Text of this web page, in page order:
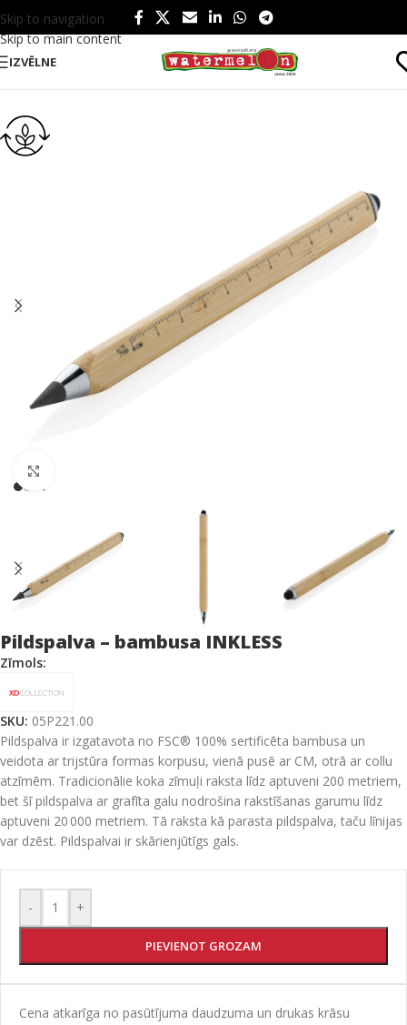
Skip to navigation
Skip to main content
IZVĒLNE
Sākums/ Rakstāmpiederumi/ Pildspalvas
Pildspalva – bambusa INKLESS
Zīmols:
SKU: 05P221.00
Pildspalva ir izgatavota no FSC® 100% sertificēta bambusa un
veidota ar trijstūra formas korpusu, vienā pusē ar CM, otrā ar collu
atzīmēm. Tradicionālie koka zīmuļi raksta līdz aptuveni 200 metriem,
bet šī pildspalva ar grafīta galu nodrošina rakstīšanas garumu līdz
aptuveni 20 000 metriem. Tā raksta kā parasta pildspalva, taču līnijas
var dzēst. Pildspalvai ir skārienjūtīgs gals.
- +
PIEVIENOT GROZAM
Cena atkarīga no pasūtījuma daudzuma un drukas krāsu